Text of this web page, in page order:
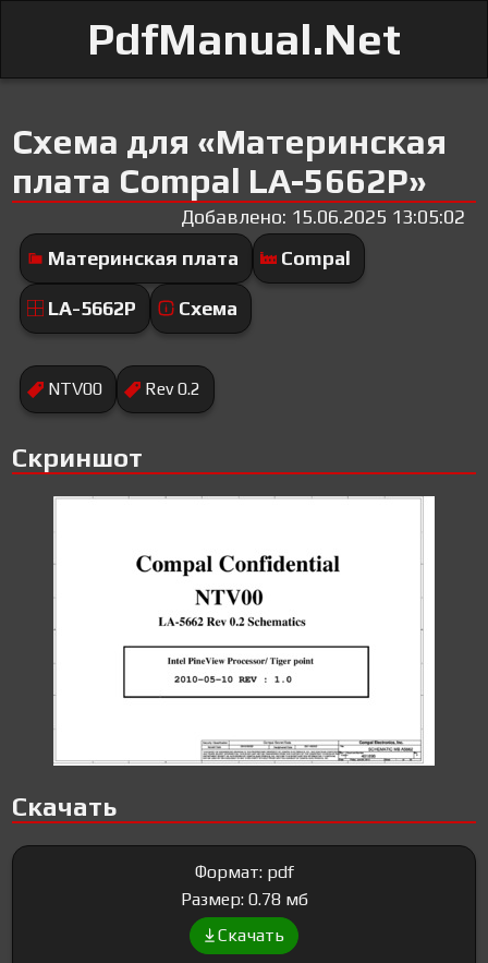
PdfManual.Net
Схема для «Материнская
плата Compal LA-5662P»
Добавлено: 15.06.2025 13:05:02
Материнская плата
Compal
LA-5662P Схема
NTV00 Rev 0.2
Скриншот
Скачать
Формат: pdf
Размер: 0.78 мб
Скачать